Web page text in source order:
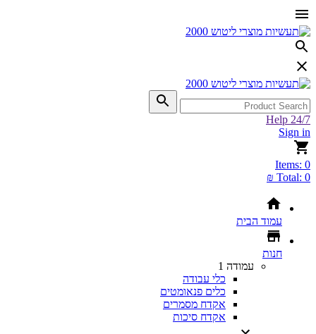
Help 24/7
Sign in
Items: 0
Total: 0 ₪
עמוד הבית
חנות
עמודה 1
כלי עבודה
כלים פנאומטים
אקדח מסמרים
אקדח סיכות